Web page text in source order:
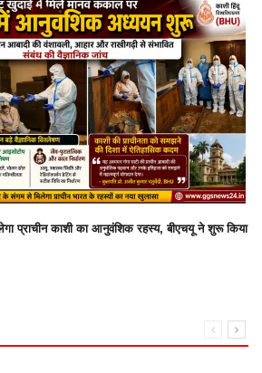
प्राचीन काशी का आनुवंशिक रहस्य, बीएचयू ने शुरू किया